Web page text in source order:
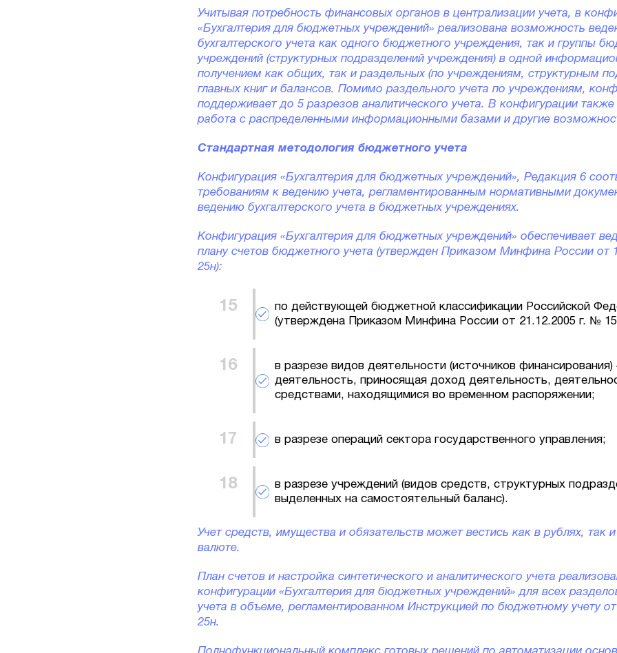
Учитывая потребность финансовых органов в централизации учета, в
«Бухгалтерия для бюджетных учреждений» реализована возможность
бухгалтерского учета как одного бюджетного учреждения, так и группы
учреждений (структурных подразделений учреждения) в одной
получением как общих, так и раздельных (по учреждениям, структурным
главных книг и балансов. Помимо раздельного учета по учреждениям,
поддерживает до 5 разрезов аналитического учета. В конфигурации
работа с распределенными информационными базами и другие
Стандартная методология бюджетного учета
Конфигурация «Бухгалтерия для бюджетных учреждений», Редакция 6
требованиям к ведению учета, регламентированным нормативными
ведению бухгалтерского учета в бюджетных учреждениях.
Конфигурация «Бухгалтерия для бюджетных учреждений» обеспечивает
плану счетов бюджетного учета (утвержден Приказом Минфина России от
25н):
по действующей бюджетной классификации Российской
(утверждена Приказом Минфина России от 21.12.2005 г. №
в разрезе видов деятельности (источников
деятельность, приносящая доход деятельность,
средствами, находящимися во временном распоряжении;
в разрезе операций сектора государственного управления;
в разрезе учреждений (видов средств, структурных
выделенных на самостоятельный баланс).
Учет средств, имущества и обязательств может вестись как в рублях, так
валюте.
План счетов и настройка синтетического и аналитического учета
конфигурации «Бухгалтерия для бюджетных учреждений» для всех
учета в объеме, регламентированном Инструкцией по бюджетному учету
25н.